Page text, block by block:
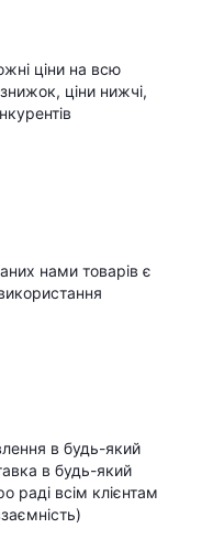
ціни на всю
ціни нижчі,
нами товарів є
використання
в будь-який
в будь-який
раді всім клієнтам